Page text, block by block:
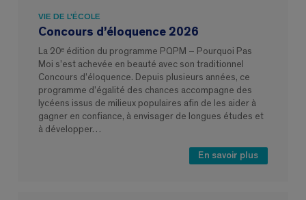
VIE DE L'ÉCOLE
Concours d’éloquence 2026
La 20ᵉ édition du programme PQPM – Pourquoi Pas
Moi s’est achevée en beauté avec son traditionnel
Concours d’éloquence. Depuis plusieurs années, ce
programme d’égalité des chances accompagne des
lycéens issus de milieux populaires afin de les aider à
gagner en confiance, à envisager de longues études et
à développer…
En savoir plus